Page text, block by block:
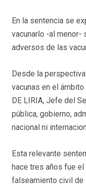
En la sentencia se
vacunarlo -al
adversos de las
Desde la
vacunas en el ámbito
DE LIRIA, Jefe del
pública, gobierno,
nacional ni
Esta relevante
hace tres años fue
falseamiento civil de